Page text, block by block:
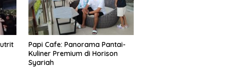
Papi Cafe: Panorama Pantai-
Kuliner Premium di Horison
Syariah